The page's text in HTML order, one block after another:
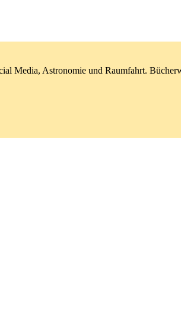
Media, Astronomie und Raumfahrt.